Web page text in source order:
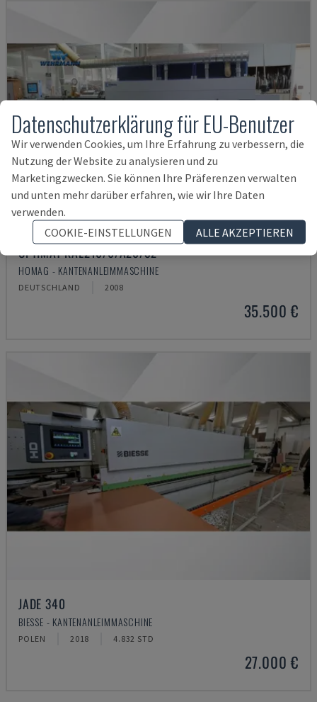
OPTIMAT KAL210/6/A20/S2
HOMAG - KANTENANLEIMMASCHINE
DEUTSCHLAND 2008
35.500 €
JADE 340
BIESSE - KANTENANLEIMMASCHINE
POLEN 2018 4.832 STD
27.000 €
Datenschutzerklärung für EU-Benutzer
Wir verwenden Cookies, um Ihre Erfahrung zu verbessern, die
Nutzung der Website zu analysieren und zu
Marketingzwecken. Sie können Ihre Präferenzen verwalten
und unten mehr darüber erfahren, wie wir Ihre Daten
verwenden.
COOKIE-EINSTELLUNGEN
ALLE AKZEPTIEREN